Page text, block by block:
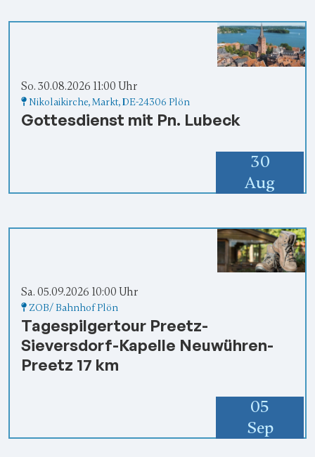
So. 30.08.2026 11:00 Uhr
Nikolaikirche, Markt,DE-24306 Plön
Gottesdienst mit Pn. Lubeck
30
Aug
Sa. 05.09.2026 10:00 Uhr
ZOB/ Bahnhof Plön
Tagespilgertour Preetz-
Sieversdorf-Kapelle Neuwühren-
Preetz 17 km
05
Sep